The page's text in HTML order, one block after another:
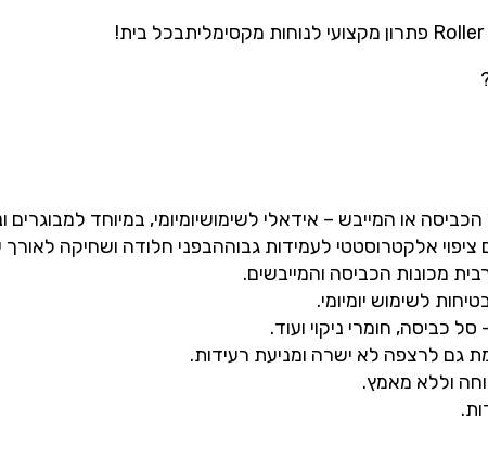
Roller פתרון מקצועי לנוחות מקסימליתבכל בית!
הכביסה או המייבש – אידאלי לשימושיומיומי, במיוחד למבוגרים
ציפוי אלקטרוסטטי לעמידות גבוההבפני חלודה ושחיקה לאורך
מכונות הכביסה והמייבשים.
לשימוש יומיומי.
סל כביסה, חומרי ניקוי ועוד.
גם לרצפה לא ישרה ומניעת רעידות.
וללא מאמץ.
.